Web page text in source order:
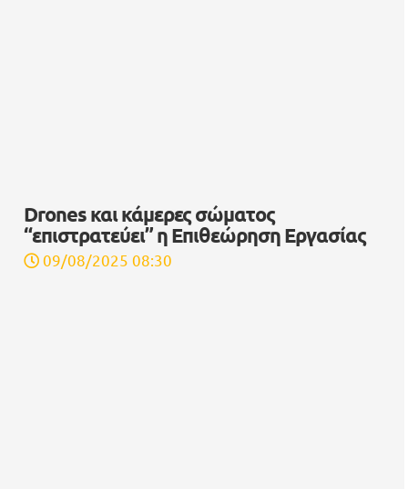
Drones και κάμερες σώματος
“επιστρατεύει” η Επιθεώρηση Εργασίας
09/08/2025 08:30